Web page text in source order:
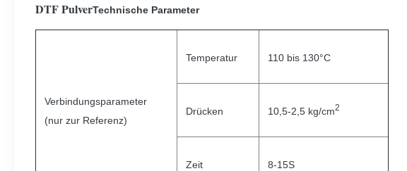
DTF PulverTechnische Parameter
Verbindungsparameter
(nur zur Referenz)
Temperatur 110 bis 130°C
Drücken 10,5-2,5 kg/cm2
Zeit 8-15S